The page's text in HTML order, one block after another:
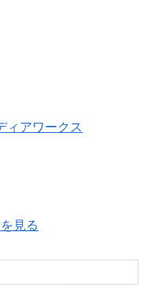
ィアワークス
見る